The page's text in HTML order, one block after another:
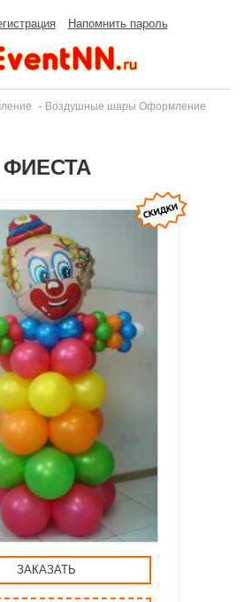
Напомнить пароль
- Воздушные шары Оформление
ФИЕСТА
ЗАКАЗАТЬ